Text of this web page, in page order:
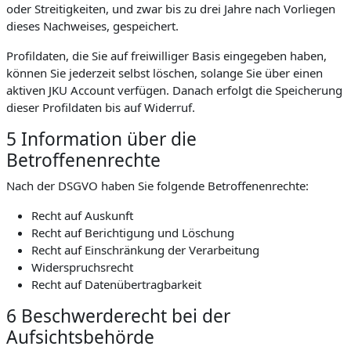
oder Streitigkeiten, und zwar bis zu drei Jahre nach Vorliegen
dieses Nachweises, gespeichert.
Profildaten, die Sie auf freiwilliger Basis eingegeben haben,
können Sie jederzeit selbst löschen, solange Sie über einen
aktiven JKU Account verfügen. Danach erfolgt die Speicherung
dieser Profildaten bis auf Widerruf.
5 Information über die
Betroffenenrechte
Nach der DSGVO haben Sie folgende Betroffenenrechte:
Recht auf Auskunft
Recht auf Berichtigung und Löschung
Recht auf Einschränkung der Verarbeitung
Widerspruchsrecht
Recht auf Datenübertragbarkeit
6 Beschwerderecht bei der
Aufsichtsbehörde